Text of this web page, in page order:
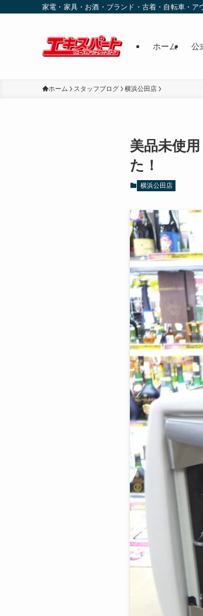
家電・家具・お酒・ブランド・古着・自転車・
ホーム 公
ホーム スタッフブログ 横浜公田店
美品未使
た！
横浜公田店